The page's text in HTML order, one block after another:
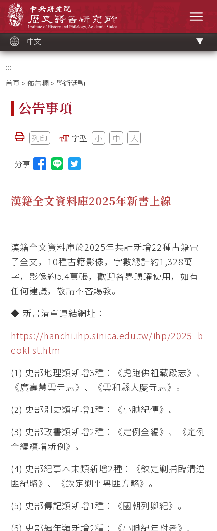
中文
:::
首頁 >佈告欄> 學術活動
公告事項
列印 字型 小 中 大
分享 分享本頁至Line(另開視窗)
漢籍全文資料庫2025年新書上線
漢籍全文資料庫於2025年共計新增22種古籍電
子全文，10種古籍影像，字數總計約1,328萬
字，影像約5.4萬張，歡迎各界踴躍使用，如有
任何建議，敬請不吝賜教。
◆ 新書清單連結網址：
https://hanchi.ihp.sinica.edu.tw/ihp/2025_b
ooklist.htm
(1) 史部地理類新增3種：《虎跑佛祖藏殿志》、
《廣壽慧雲寺志》、《雲和縣大慶寺志》。
(2) 史部別史類新增1種：《小腆紀傳》。
(3) 史部政書類新增2種：《定例全編》、《定例
全編續增新例》。
(4) 史部紀事本末類新增2種：《欽定剿捕臨清逆
匪紀略》、《欽定剿平粵匪方略》。
(5) 史部傳記類新增1種：《國朝列卿紀》。
(6) 史部編年類新增2種：《小腆紀年附考》、